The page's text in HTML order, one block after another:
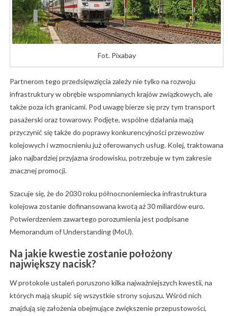
Fot. Pixabay
Partnerom tego przedsięwzięcia zależy nie tylko na rozwoju
infrastruktury w obrębie wspomnianych krajów związkowych, ale
także poza ich granicami. Pod uwagę bierze się przy tym transport
pasażerski oraz towarowy. Podjęte, wspólne działania mają
przyczynić się także do poprawy konkurencyjności przewozów
kolejowych i wzmocnieniu już oferowanych usług. Kolej, traktowana
jako najbardziej przyjazna środowisku, potrzebuje w tym zakresie
znacznej promocji.
Szacuje się, że do 2030 roku północnoniemiecka infrastruktura
kolejowa zostanie dofinansowana kwotą aż 30 miliardów euro.
Potwierdzeniem zawartego porozumienia jest podpisane
Memorandum of Understanding (MoU).
Na jakie kwestie zostanie położony
największy nacisk?
W protokole ustaleń poruszono kilka najważniejszych kwestii, na
których mają skupić się wszystkie strony sojuszu. Wśród nich
znajdują się założenia obejmujące zwiększenie przepustowości,